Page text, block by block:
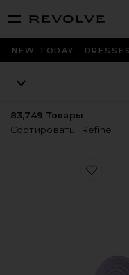
menu - shows more content
NEW TODAY DRESSES
83,749 Товары
Сортировать
Refine
Favorite